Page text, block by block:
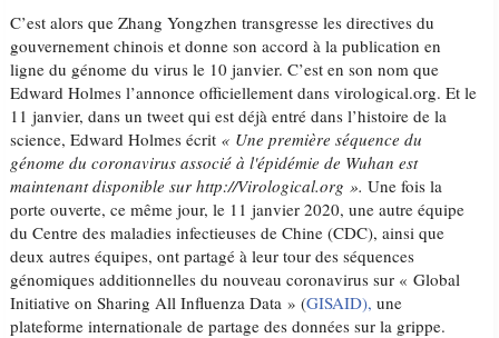
C’est alors que Zhang Yongzhen transgresse les directives du
gouvernement chinois et donne son accord à la publication en
ligne du génome du virus le 10 janvier. C’est en son nom que
Edward Holmes l’annonce officiellement dans virological.org. Et le
11 janvier, dans un tweet qui est déjà entré dans l’histoire de la
science, Edward Holmes écrit « Une première séquence du
génome du coronavirus associé à l'épidémie de Wuhan est
maintenant disponible sur http://Virological.org ». Une fois la
porte ouverte, ce même jour, le 11 janvier 2020, une autre équipe
du Centre des maladies infectieuses de Chine (CDC), ainsi que
deux autres équipes, ont partagé à leur tour des séquences
génomiques additionnelles du nouveau coronavirus sur « Global
Initiative on Sharing All Influenza Data » (GISAID), une
plateforme internationale de partage des données sur la grippe.